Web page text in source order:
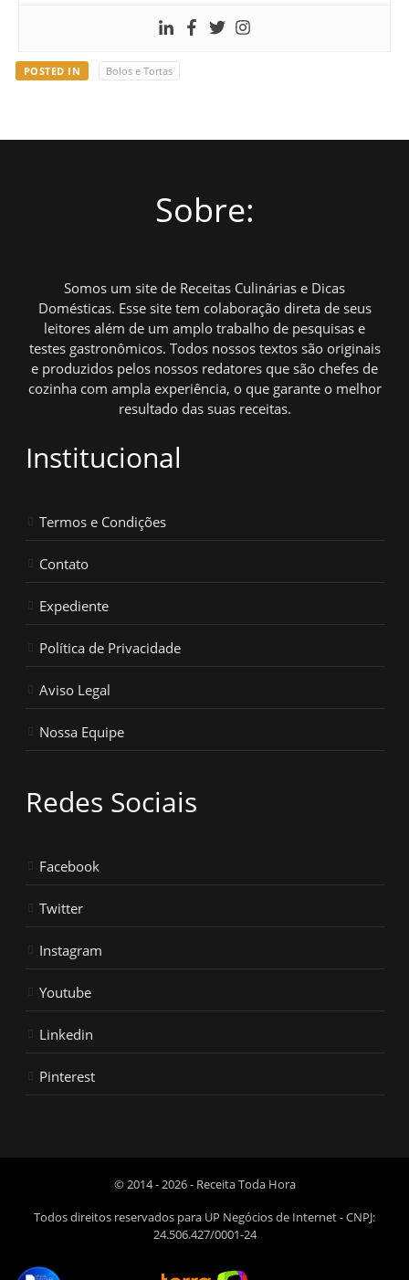
POSTED IN Bolos e Tortas
Sobre:
Somos um site de Receitas Culinárias e Dicas
Domésticas. Esse site tem colaboração direta de seus
leitores além de um amplo trabalho de pesquisas e
testes gastronômicos. Todos nossos textos são originais
e produzidos pelos nossos redatores que são chefes de
cozinha com ampla experiência, o que garante o melhor
resultado das suas receitas.
Institucional
Termos e Condições
Contato
Expediente
Política de Privacidade
Aviso Legal
Nossa Equipe
Redes Sociais
Facebook
Twitter
Instagram
Youtube
Linkedin
Pinterest
© 2014 - 2026 - Receita Toda Hora
Todos direitos reservados para UP Negócios de Internet - CNPJ:
24.506.427/0001-24